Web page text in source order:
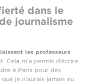
dans le
journalisme
les professeurs
Cela m’a permis d’écrire
à Paris pour des
je n’aurais jamais eu